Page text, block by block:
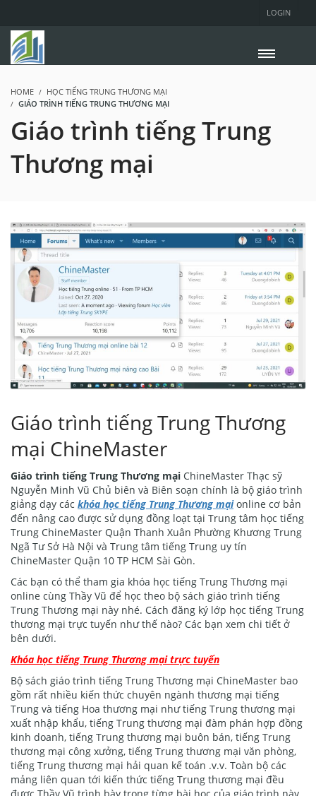
LOGIN
HOME
HỌC TIẾNG TRUNG THƯƠNG MẠI
GIÁO TRÌNH TIẾNG TRUNG THƯƠNG MẠI
Giáo trình tiếng Trung
Thương mại
Giáo trình tiếng Trung Thương
mại ChineMaster
Giáo trình tiếng Trung Thương mại ChineMaster Thạc sỹ
Nguyễn Minh Vũ Chủ biên và Biên soạn chính là bộ giáo trình
giảng dạy các khóa học tiếng Trung Thương mạionline cơ bản
đến nâng cao được sử dụng đồng loạt tại Trung tâm học tiếng
Trung ChineMaster Quận Thanh Xuân Phường Khương Trung
Ngã Tư Sở Hà Nội và Trung tâm tiếng Trung uy tín
ChineMaster Quận 10 TP HCM Sài Gòn.
Các bạn có thể tham gia khóa học tiếng Trung Thương mại
online cùng Thầy Vũ để học theo bộ sách giáo trình tiếng
Trung Thương mại này nhé. Cách đăng ký lớp học tiếng Trung
thương mại trực tuyến như thế nào? Các bạn xem chi tiết ở
bên dưới.
Khóa học tiếng Trung Thương mại trực tuyến
Bộ sách giáo trình tiếng Trung Thương mại ChineMaster bao
gồm rất nhiều kiến thức chuyên ngành thương mại tiếng
Trung và tiếng Hoa thương mại như tiếng Trung thương mại
xuất nhập khẩu, tiếng Trung thương mại đàm phán hợp đồng
kinh doanh, tiếng Trung thương mại buôn bán, tiếng Trung
thương mại công xưởng, tiếng Trung thương mại văn phòng,
tiếng Trung thương mại hải quan kế toán .v.v. Toàn bộ các
mảng liên quan tới kiến thức tiếng Trung thương mại đều